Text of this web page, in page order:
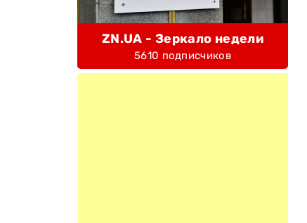
ZN.UA - Зеркало недели
5610 подписчиков